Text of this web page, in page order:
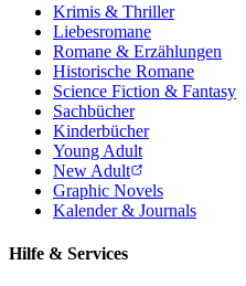
Krimis & Thriller
Liebesromane
Romane & Erzählungen
Historische Romane
Science Fiction & Fantasy
Sachbücher
Kinderbücher
Young Adult
New Adult
Graphic Novels
Kalender & Journals
Hilfe & Services